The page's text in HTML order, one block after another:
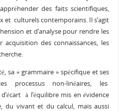
des faits scientifiques,
et culturels contemporains. Il s’agit
et d’analyse pour rendre les
des connaissances, les
sa « grammaire » spécifique et ses
processus non-linéaires, les
à l’équilibre mis en évidence
du vivant et du calcul, mais aussi